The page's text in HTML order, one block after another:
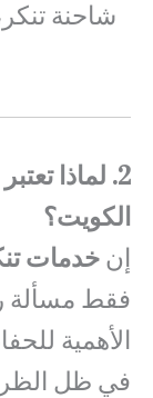
شاحنة
2. لماذا
الكويت؟
إن خدمات
فقط مسألة
الأهمية
في ظل